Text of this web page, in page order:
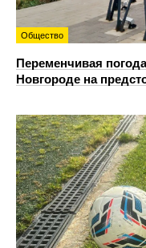
Общество
Переменчивая
Новгороде на